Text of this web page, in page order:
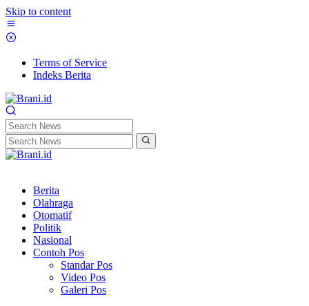
Skip to content
Terms of Service
Indeks Berita
Berita
Olahraga
Otomatif
Politik
Nasional
Contoh Pos
Standar Pos
Video Pos
Galeri Pos